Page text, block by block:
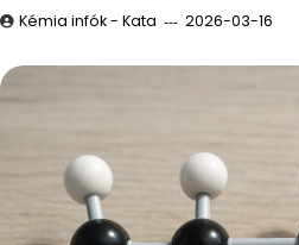
Kémia infók - Kata 2026-03-16